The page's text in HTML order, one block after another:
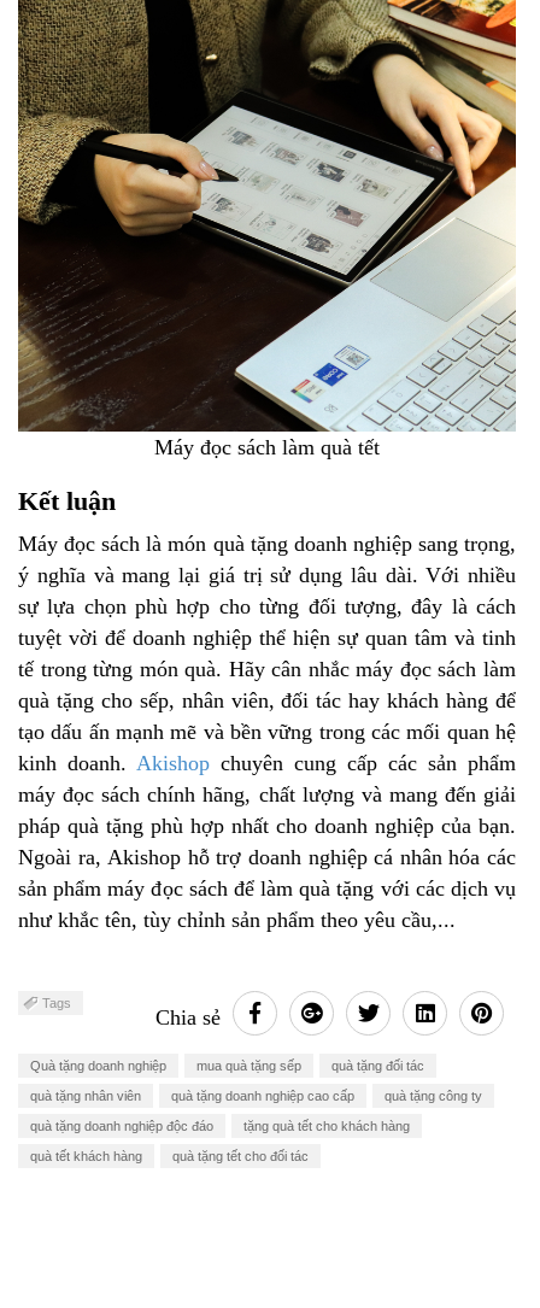
Máy đọc sách làm quà tết
Kết luận
Máy đọc sách là món quà tặng doanh nghiệp sang trọng,
ý nghĩa và mang lại giá trị sử dụng lâu dài. Với nhiều
sự lựa chọn phù hợp cho từng đối tượng, đây là cách
tuyệt vời để doanh nghiệp thể hiện sự quan tâm và tinh
tế trong từng món quà. Hãy cân nhắc máy đọc sách làm
quà tặng cho sếp, nhân viên, đối tác hay khách hàng để
tạo dấu ấn mạnh mẽ và bền vững trong các mối quan hệ
kinh doanh. Akishop chuyên cung cấp các sản phẩm
máy đọc sách chính hãng, chất lượng và mang đến giải
pháp quà tặng phù hợp nhất cho doanh nghiệp của bạn.
Ngoài ra, Akishop hỗ trợ doanh nghiệp cá nhân hóa các
sản phẩm máy đọc sách để làm quà tặng với các dịch vụ
như khắc tên, tùy chỉnh sản phẩm theo yêu cầu,...
Chia sẻ
Tags
Quà tặng doanh nghiệp mua quà tặng sếp quà tặng đối tác
quà tặng nhân viên quà tặng doanh nghiệp cao cấp quà tặng công ty
quà tặng doanh nghiệp độc đáo tặng quà tết cho khách hàng
quà tết khách hàng quà tặng tết cho đối tác